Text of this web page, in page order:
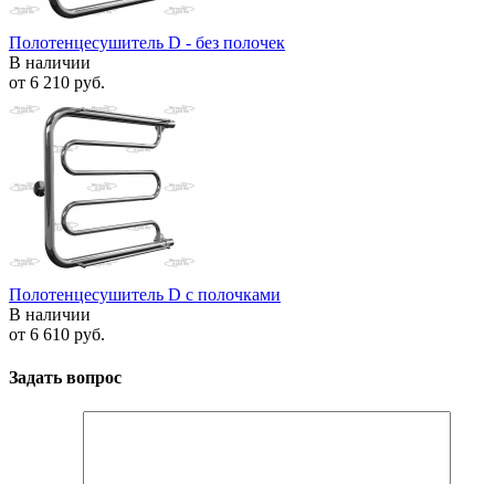
Полотенцесушитель D - без полочек
В наличии
от 6 210 руб.
Полотенцесушитель D с полочками
В наличии
от 6 610 руб.
Задать вопрос